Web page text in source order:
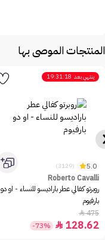
المنتجات الموصى بها
ينتهي بعد 19:31:18
5.0
(3129)
Roberto Cavalli
روبرتو كفالي عطر باراديسو للنساء - او دو
بارفيوم
475

128.62

-73%